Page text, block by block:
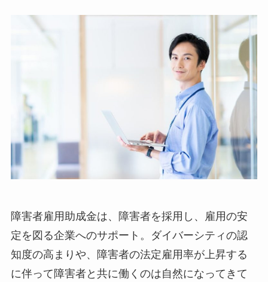
障害者雇用助成金は、障害者を採用し、雇用の安
定を図る企業へのサポート。ダイバーシティの認
知度の高まりや、障害者の法定雇用率が上昇する
に伴って障害者と共に働くのは自然になってきて